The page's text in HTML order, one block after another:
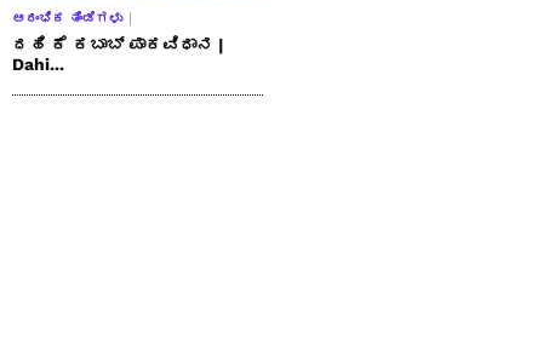
ಆರಂಭಿಕ ತಿಂಡಿಗಳು
ದಹಿ ಕೆ ಕಬಾಬ್ ಪಾಕವಿಧಾನ |
Dahi...